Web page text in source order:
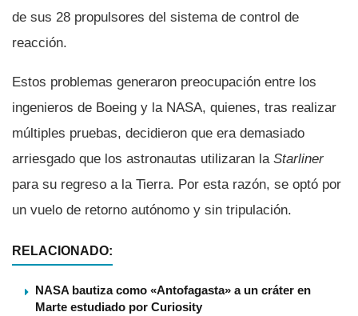
de sus 28 propulsores del sistema de control de
reacción.
Estos problemas generaron preocupación entre los
ingenieros de Boeing y la NASA, quienes, tras realizar
múltiples pruebas, decidieron que era demasiado
arriesgado que los astronautas utilizaran la Starliner
para su regreso a la Tierra. Por esta razón, se optó por
un vuelo de retorno autónomo y sin tripulación.
RELACIONADO:
NASA bautiza como «Antofagasta» a un cráter en
Marte estudiado por Curiosity